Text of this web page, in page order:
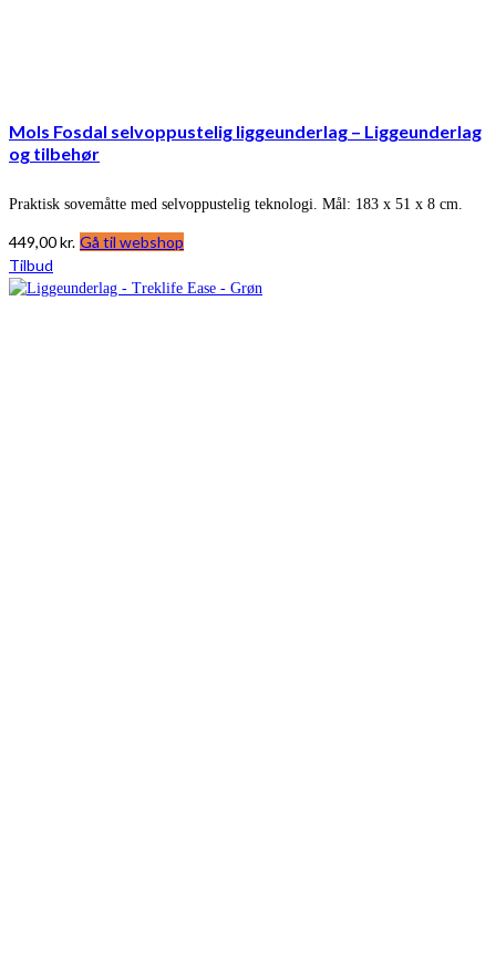
Mols Fosdal selvoppustelig liggeunderlag – Liggeunderlag
og tilbehør
Praktisk sovemåtte med selvoppustelig teknologi. Mål: 183 x 51 x 8 cm.
449,00kr. Gå til webshop
Tilbud